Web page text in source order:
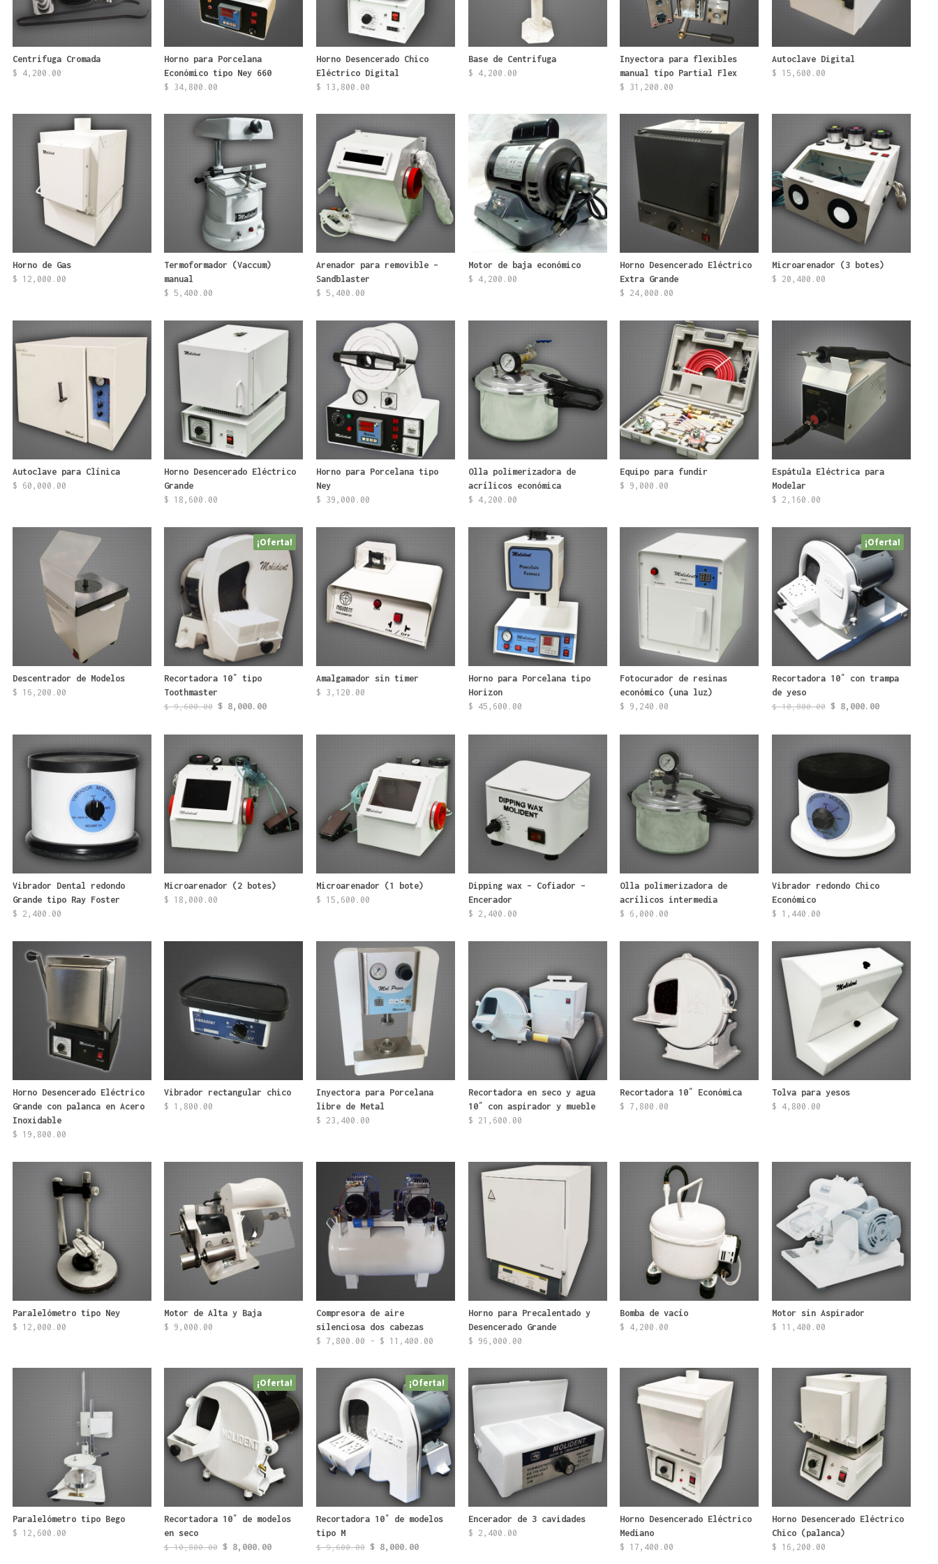
Centrifuga Cromada
$ 4,200.00
Horno para Porcelana
Económico tipo Ney 660
$ 34,800.00
Horno Desencerado Chico
Eléctrico Digital
$ 13,800.00
Base de Centrifuga
$ 4,200.00
Inyectora para flexibles
manual tipo Partial Flex
$ 31,200.00
Autoclave Digital
$ 15,600.00
Horno de Gas
$ 12,000.00
Termoformador (Vaccum)
manual
$ 5,400.00
Arenador para removible –
Sandblaster
$ 5,400.00
Motor de baja económico
$ 4,200.00
Horno Desencerado Eléctrico
Extra Grande
$ 24,000.00
Microarenador (3 botes)
$ 20,400.00
Autoclave para Clínica
$ 60,000.00
Horno Desencerado Eléctrico
Grande
$ 18,600.00
Horno para Porcelana tipo
Ney
$ 39,000.00
Olla polimerizadora de
acrílicos económica
$ 4,200.00
Equipo para fundir
$ 9,000.00
Espátula Eléctrica para
Modelar
$ 2,160.00
Descentrador de Modelos
$ 16,200.00
¡Oferta!
Recortadora 10″ tipo
Toothmaster
$9,600.00 El
original
$ 9,600.00.
$8,000.00El
actual
Amalgamador sin timer
$ 3,120.00
Horno para Porcelana tipo
Horizon
$ 45,600.00
Fotocurador de resinas
económico (una luz)
$ 9,240.00
¡Oferta!
Recortadora 10″ con trampa
de yeso
$10,800.00 El
original
$ 10,800.00.
$8,000.00El
actual
$ 8,000.00.
Vibrador Dental redondo
Grande tipo Ray Foster
$ 2,400.00
Microarenador (2 botes)
$ 18,000.00
Microarenador (1 bote)
$ 15,600.00
Dipping wax – Cofiador –
Encerador
$ 2,400.00
Olla polimerizadora de
acrílicos intermedia
$ 6,000.00
Vibrador redondo Chico
Económico
$ 1,440.00
Horno Desencerado Eléctrico
Grande con palanca en Acero
Inoxidable
$ 19,800.00
Vibrador rectangular chico
$ 1,800.00
Inyectora para Porcelana
libre de Metal
$ 23,400.00
Recortadora en seco y agua
10″ con aspirador y mueble
$ 21,600.00
Recortadora 10″ Económica
$ 7,800.00
Tolva para yesos
$ 4,800.00
Paralelómetro tipo Ney
$ 12,000.00Este
múltiples
opciones
pueden
elegir
en
la
página
de
producto
Motor de Alta y Baja
$ 9,000.00
Compresora de aire
silenciosa dos cabezas
$ 7,800.00 - $ 11,400.00Rango
precios:
desde
$ 7,800.00
hasta
$ 11,400.00
Este
tiene
múltiples
variantes.
Las
opciones
se
pueden
elegir
en
página
de
producto
Horno para Precalentado y
Desencerado Grande
$ 96,000.00
Bomba de vacío
$ 4,200.00
Motor sin Aspirador
$ 11,400.00
Paralelómetro tipo Bego
$ 12,600.00
¡Oferta!
Recortadora 10″ de modelos
en seco
$10,800.00 El
$8,000.00El
¡Oferta!
Recortadora 10″ de modelos
tipo M
$9,600.00 El
$8,000.00El
Encerador de 3 cavidades
$ 2,400.00
Horno Desencerado Eléctrico
Mediano
$ 17,400.00
Horno Desencerado Eléctrico
Chico (palanca)
$ 16,200.00